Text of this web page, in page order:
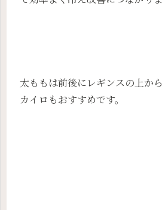
太ももは前後にレギンスの上か
カイロもおすすめです。